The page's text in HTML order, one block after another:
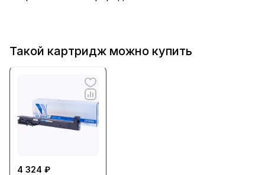
Такой картридж можно купить
4 324 ₽